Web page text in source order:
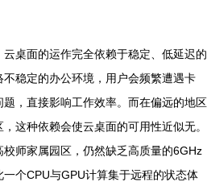
桌面的运作完全依赖于稳定、低延迟的
稳定的办公环境，用户会频繁遭遇卡
，直接影响工作效率。而在偏远的地区
这种依赖会使云桌面的可用性近似无。
师家属园区，仍然缺乏高质量的6GHz
个CPU与GPU计算集于远程的状态体